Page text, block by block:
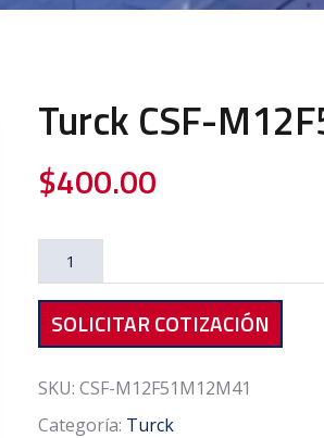
Turck CSF-
$400.00
Turck
M12F51M12M41
SPLITTER
SOLICITAR COTIZACIÓN
SKU: CSF-M12F51M12M41
Categoría: Turck